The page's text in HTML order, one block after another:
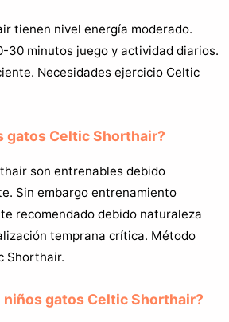
tienen nivel energía moderado.
30 minutos juego y actividad diarios.
Necesidades ejercicio Celtic
gatos Celtic Shorthair?
son entrenables debido
Sin embargo entrenamiento
recomendado debido naturaleza
temprana crítica. Método
Shorthair.
niños gatos Celtic Shorthair?